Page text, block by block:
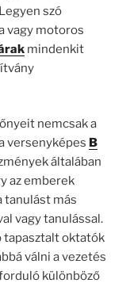
szó
vagy motoros
mindenkit
nemcsak a
versenyképes B
általában
az emberek
tanulást más
vagy tanulással.
tapasztalt oktatók
válni a vezetés
különböző